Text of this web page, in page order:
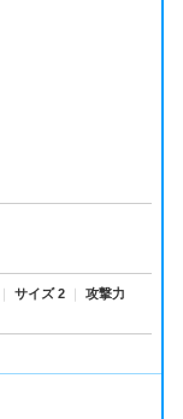
｜ サイズ 2 ｜
攻撃力